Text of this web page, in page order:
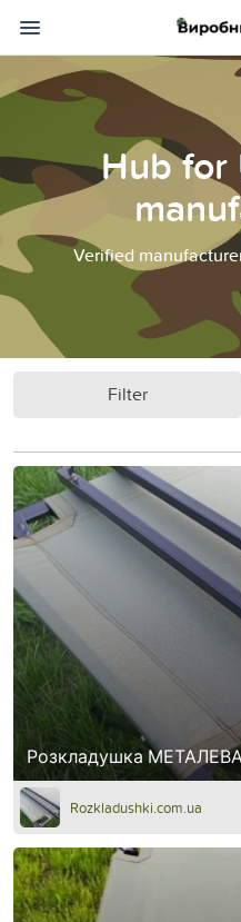
Hub for
Verified
Filter
Розкладушка
Rozkladushki.com.ua